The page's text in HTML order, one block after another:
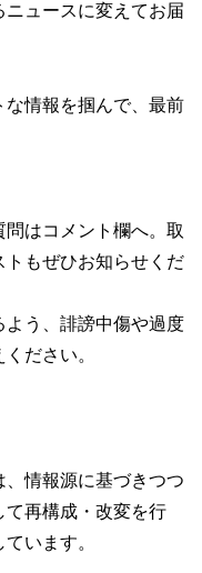
ュースに変えてお届
情報を掴んで、最前
はコメント欄へ。取
トもぜひお知らせくだ
う、誹謗中傷や過度
ださい。
情報源に基づきつつ
て再構成・改変を行
います。